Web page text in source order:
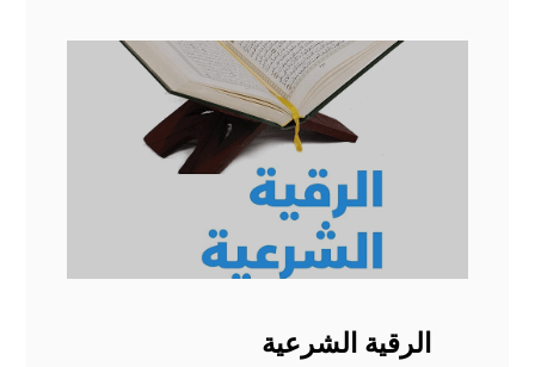
الرقية الشرعية